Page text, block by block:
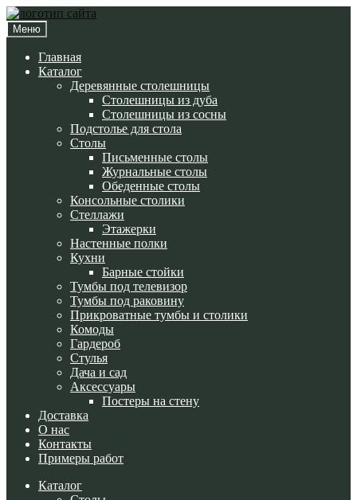
Перейти
к
навигации
Перейти
к
содержимому
Меню
Главная
Каталог
Деревянные столешницы
Столешницы из дуба
Столешницы из сосны
Подстолье для стола
Cтолы
Письменные столы
Журнальные столы
Обеденные столы
Консольные столики
Стеллажи
Этажерки
Настенные полки
Кухни
Барные стойки
Тумбы под телевизор
Тумбы под раковину
Прикроватные тумбы и столики
Комоды
Гардероб
Стулья
Дача и сад
Аксессуары
Постеры на стену
Доставка
О нас
Контакты
Примеры работ
Каталог